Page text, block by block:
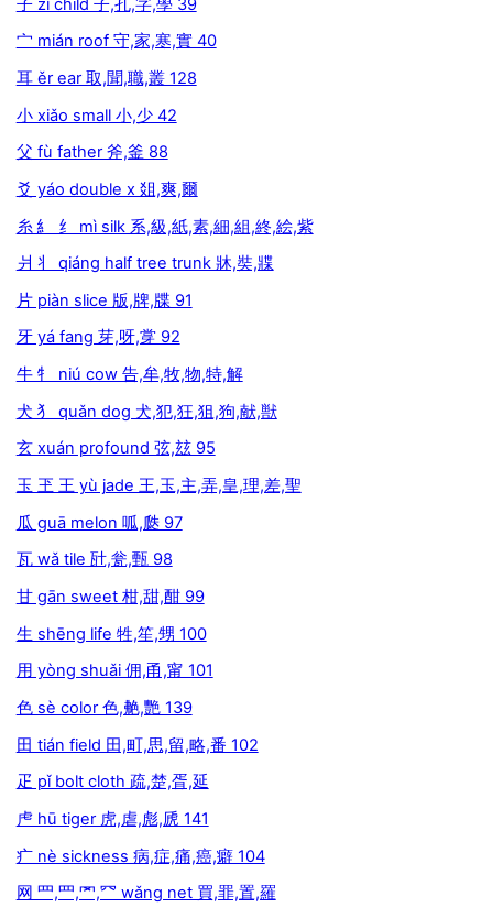
宀 mián roof 守,家,寒,實 40
耳 ěr ear 取,聞,職,叢 128
小 xiǎo small 小,少 42
父 fù father 斧,釜 88
爻 yáo double x 爼,爽,爾
糸 糹 纟 mì silk 系,級,紙,素,細,組,終,絵,紫
爿 丬 qiáng half tree trunk 牀,奘,牃
片 piàn slice 版,牌,牒 91
牙 yá fang 芽,呀,牚 92
牛 牜 niú cow 告,牟,牧,物,特,解
犬 犭 quǎn dog 犬,犯,狂,狙,狗,献,獣
玄 xuán profound 弦,玆 95
玉 玊 王 yù jade 王,玉,主,弄,皇,理,差,聖
瓜 guā melon 呱,瓞 97
瓦 wǎ tile 瓧,瓮,甄 98
甘 gān sweet 柑,甜,酣 99
生 shēng life 牲,笙,甥 100
用 yòng shuǎi 佣,甬,甯 101
色 sè color 色,艴,艷 139
田 tián field 田,町,思,留,略,番 102
疋 pǐ bolt cloth 疏,楚,胥,延
虍 hū tiger 虎,虐,彪,虒 141
疒 nè sickness 病,症,痛,癌,癖 104
网 罒,⺲,罓,⺳ wǎng net 買,罪,置,羅